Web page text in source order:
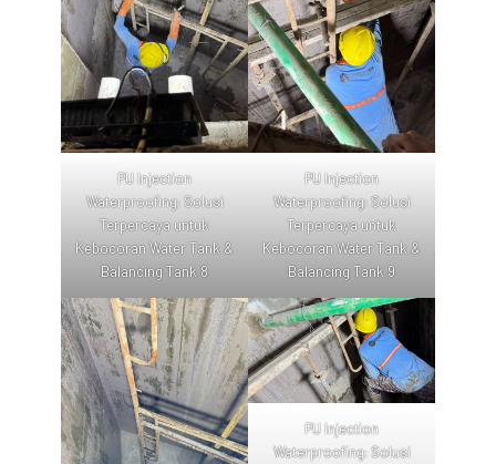
PU Injection
Waterproofing: Solusi
Terpercaya untuk
Kebocoran Water Tank &
Balancing Tank 8
PU Injection
Waterproofing: Solusi
Terpercaya untuk
Kebocoran Water Tank &
Balancing Tank 9
PU Injection
Waterproofing: Solusi